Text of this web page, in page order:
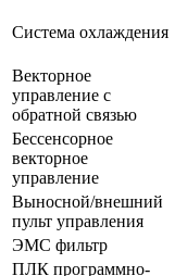
Система охлаждения
Векторное
управление с
обратной связью
Бессенсорное
векторное
управление
Выносной/внешний
пульт управления
ЭМС фильтр
ПЛК программно-